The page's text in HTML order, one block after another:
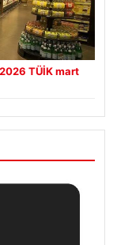
TÜİK mart